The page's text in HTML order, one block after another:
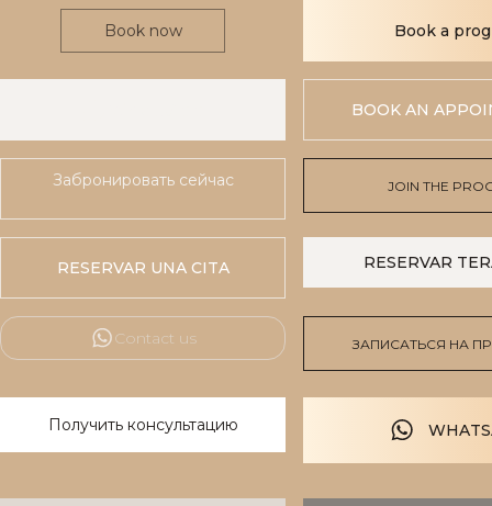
Book now Book a
BOOK AN
Забронировать сейчас JOIN THE
RESERVAR UNA CITA RESERVAR
Contact us ЗАПИСАТЬСЯ НА
Получить консультацию